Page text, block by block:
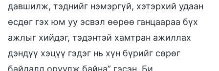
давшилж, тэднийг нэмэргүй, хэтэрхий удаан
өсдөг гэх юм уу эсвэл өөрөө ганцаараа бүх
ажлыг хийдэг, тэдэнтэй хамтран ажиллах
дэндүү хэцүү гэдэг нь хүн бүрийг сөрөг
байдалд оруулж байна” гэсэн. Би